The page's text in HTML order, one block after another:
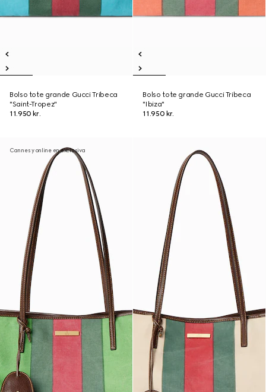
Bolso tote grande Gucci Tribeca
"Saint-Tropez"
11.950 kr.
Bolso tote grande Gucci Tribeca
"Ibiza"
11.950 kr.
Cannes y online en exclusiva